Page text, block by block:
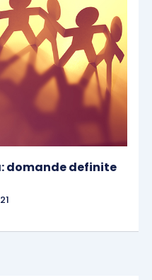
domande definite